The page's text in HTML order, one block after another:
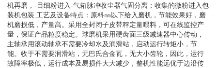
机再磨，-目细粉进入-气箱脉冲收尘器气固分离；收集的微粉进入包
装机包装.工艺及设备特点：原料㎜以下给入磨机，节能效果好，磨
机磨损低，产量高。采用全封闭子皮带秤定量喂料，可在线监控产
量，保证产品粒度稳定。球磨机采用硬齿面三级减速器中心传动，
主轴承用滚动轴承不需要冷却水及润滑站，启动运行转矩小，节
能。收于不需要润滑站，无巴氏合金瓦，无大小齿轮，因此，运行
故障率极低，运行成本及易损件大大减少，整机性能远优于边沿传